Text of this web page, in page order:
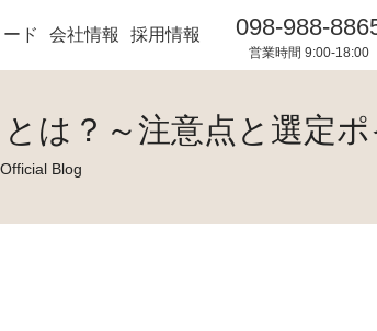
ド 会社情報 採用情報 098-988-
営業時間 9:00-18:00
は？～注意点と選定ポ
Official Blog